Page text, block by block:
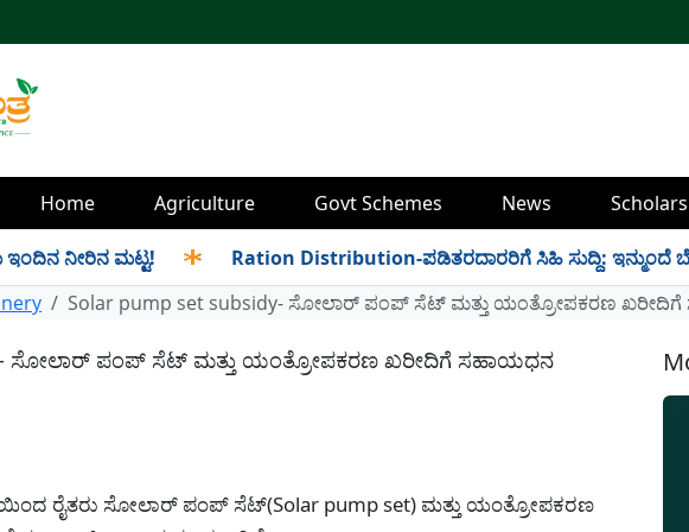
Home Agriculture Govt Schemes News
ನೀರಿನ ಮಟ್ಟ! ✱ Ration Distribution-ಪಡಿತರದಾರರಿಗೆ ಸಿಹಿ ಸುದ್ದಿ: ಇನ್ಮುಂದೆ ಬೆಳಿಗ್ಗೆ
Solar pump set subsidy- ಸೋಲಾರ್ ಪಂಪ್ ಸೆಟ್ ಮತ್ತು ಯಂತ್ರೋಪಕರಣ
ಸೋಲಾರ್ ಪಂಪ್ ಸೆಟ್ ಮತ್ತು ಯಂತ್ರೋಪಕರಣ ಖರೀದಿಗೆ ಸಹಾಯಧನ
ರೈತರು ಸೋಲಾರ್ ಪಂಪ್ ಸೆಟ್(Solar pump set) ಮತ್ತು ಯಂತ್ರೋಪಕರಣ